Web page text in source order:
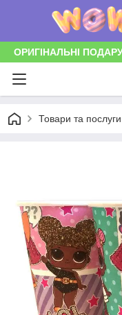
ОРИГІНАЛЬНІ
Товари та послуги